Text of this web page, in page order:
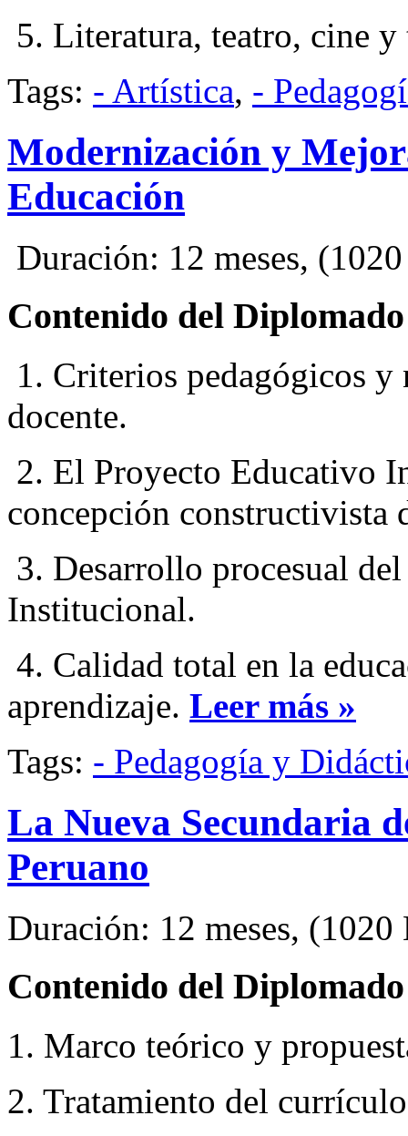
5. Literatura, teatro, cine
Tags: - Artística, -
Modernización y
Educación
Duración: 12 meses,
Contenido del
1. Criterios pedagógicos y
docente.
2. El Proyecto Educativo
concepción constructivista
3. Desarrollo procesual
Institucional.
4. Calidad total en la
aprendizaje. Leer más »
Tags: - Pedagogía y
La Nueva Secundaria
Peruano
Duración: 12 meses,
Contenido del
1. Marco teórico y
2. Tratamiento del